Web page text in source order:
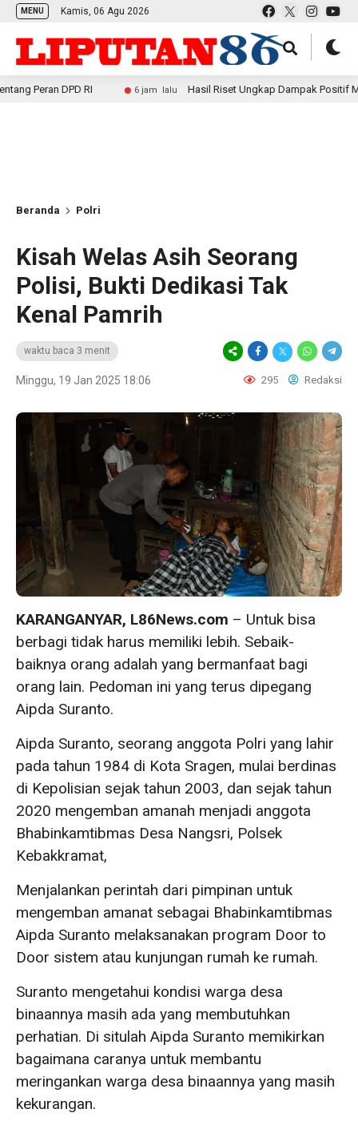
MENU Kamis, 06 Agu 2026
RI 6 jam lalu Hasil Riset Ungkap Dampak Positif MBG bagi
Beranda Polri
Kisah Welas Asih Seorang
Polisi, Bukti Dedikasi Tak
Kenal Pamrih
waktu baca 3 menit
Minggu, 19 Jan 2025 18:06 295 Redaksi
KARANGANYAR, L86News.com – Untuk bisa
berbagi tidak harus memiliki lebih. Sebaik-
baiknya orang adalah yang bermanfaat bagi
orang lain. Pedoman ini yang terus dipegang
Aipda Suranto.
Aipda Suranto, seorang anggota Polri yang lahir
pada tahun 1984 di Kota Sragen, mulai berdinas
di Kepolisian sejak tahun 2003, dan sejak tahun
2020 mengemban amanah menjadi anggota
Bhabinkamtibmas Desa Nangsri, Polsek
Kebakkramat,
Menjalankan perintah dari pimpinan untuk
mengemban amanat sebagai Bhabinkamtibmas
Aipda Suranto melaksanakan program Door to
Door sistem atau kunjungan rumah ke rumah.
Suranto mengetahui kondisi warga desa
binaannya masih ada yang membutuhkan
perhatian. Di situlah Aipda Suranto memikirkan
bagaimana caranya untuk membantu
meringankan warga desa binaannya yang masih
kekurangan.